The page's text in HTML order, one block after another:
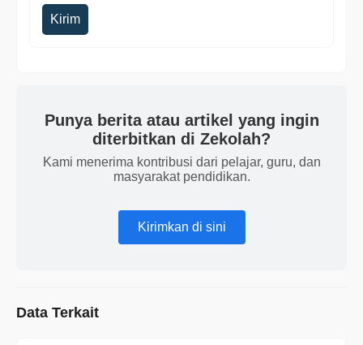
Kirim
Punya berita atau artikel yang ingin
diterbitkan di Zekolah?
Kami menerima kontribusi dari pelajar, guru, dan
masyarakat pendidikan.
Kirimkan di sini
Data Terkait